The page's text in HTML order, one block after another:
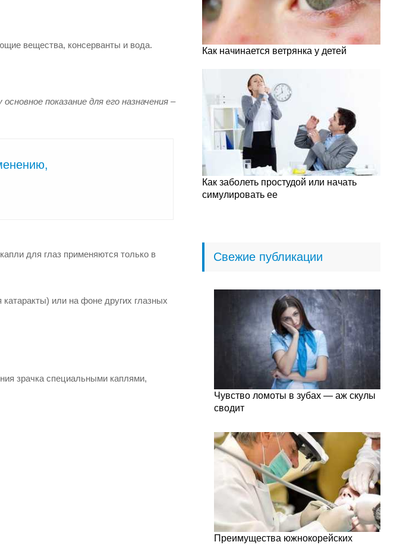
вещества, консерванты и вода.
показание для его назначения –
для глаз применяются только в
или на фоне других глазных
зрачка специальными каплями,
Как начинается ветрянка у детей
Как заболеть простудой или начать
симулировать ее
Свежие публикации
Чувство ломоты в зубах — аж скулы
сводит
Преимущества южнокорейских